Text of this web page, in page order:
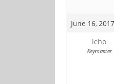
June 16,
leho
Keymaster